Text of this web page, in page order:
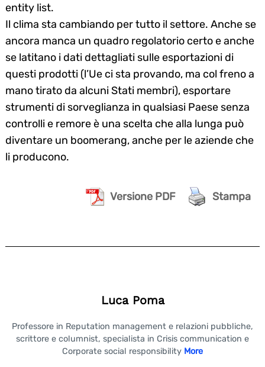
entity list.
Il clima sta cambiando per tutto il settore. Anche se
ancora manca un quadro regolatorio certo e anche
se latitano i dati dettagliati sulle esportazioni di
questi prodotti (l’Ue ci sta provando, ma col freno a
mano tirato da alcuni Stati membri), esportare
strumenti di sorveglianza in qualsiasi Paese senza
controlli e remore è una scelta che alla lunga può
diventare un boomerang, anche per le aziende che
li producono.
Versione PDF Stampa
Luca Poma
Professore in Reputation management e relazioni pubbliche,
scrittore e columnist, specialista in Crisis communication e
Corporate social responsibility More